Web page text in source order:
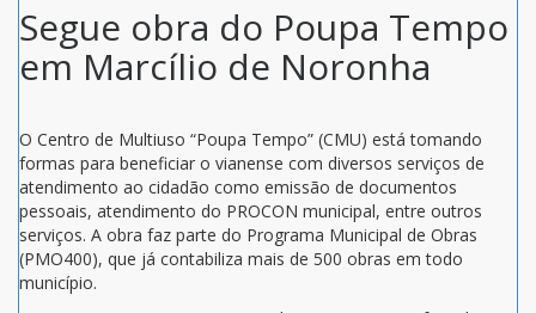
Segue obra do Poupa Tempo
em Marcílio de Noronha
O Centro de Multiuso “Poupa Tempo” (CMU) está tomando
formas para beneficiar o vianense com diversos serviços de
atendimento ao cidadão como emissão de documentos
pessoais, atendimento do PROCON municipal, entre outros
serviços. A obra faz parte do Programa Municipal de Obras
(PMO400), que já contabiliza mais de 500 obras em todo
município.